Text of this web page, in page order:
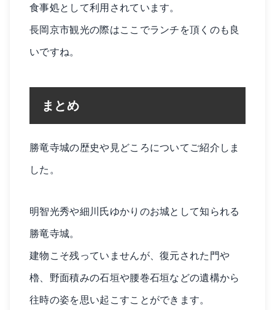
食事処として利用されています。
長岡京市観光の際はここでランチを頂くのも良
いですね。
まとめ
勝竜寺城の歴史や見どころについてご紹介しま
した。
明智光秀や細川氏ゆかりのお城として知られる
勝竜寺城。
建物こそ残っていませんが、復元された門や
櫓、野面積みの石垣や腰巻石垣などの遺構から
往時の姿を思い起こすことができます。